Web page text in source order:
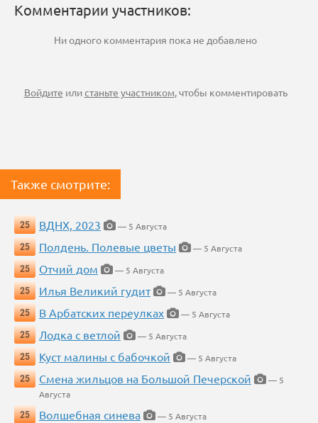
Комментарии участников:
Ни одного комментария пока не добавлено
Войдите илистаньте участником, чтобы комментировать
Также смотрите:
25 ВДНХ, 2023
— 5 Августа
25
Полдень. Полевые цветы
— 5 Августа
25
Отчий дом
— 5 Августа
25
Илья Великий гудит
— 5 Августа
25
В Арбатских переулках
— 5 Августа
25
Лодка с ветлой
— 5 Августа
25
Куст малины с бабочкой
— 5 Августа
25
Смена жильцов на Большой Печерской
— 5
Августа
25
Волшебная синева
— 5 Августа